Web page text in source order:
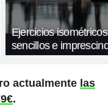
Ejercicios
sencillos e
actualmente las
.